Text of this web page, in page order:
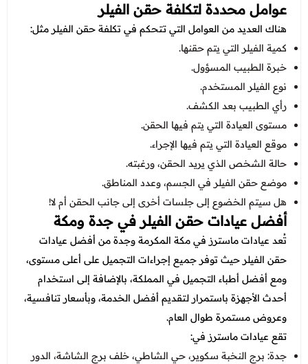
عوامل محددة لتكلفة حقن الفيلر
هناك العديد من العوامل التي تتحكم في تكلفة حقن الفيلر مثل:
كمية الفيلر التي يتم حقنها.
خبرة الطبيب المسؤول.
نوع الفيلر المستخدم.
رأي الطبيب بعد الكشف.
مستوى العيادة التي يتم فيها الحقن.
موقع العيادة التي يتم فيها الإجراء.
حالة الشخص الذي يريد الحقن، ورغبته.
موضع حقن الفيلر في الجسم، وعدد المناطق.
هل سيتم الخضوع إلى جلسات أخرى إلى جانب الحقن أم لا!
أفضل عيادات حقن الفيلر في جدة ومكة
تُعد عيادات ماسترز في مكة المكرمة وجدة من أفضل عيادات
حقن الفيلر حيث توفر جميع إجراءات التجميل على أعلى مستوى،
ومع أفضل أطباء التجميل في المملكة، بالإضافة إلى استخدام
أحدث الأجهزة باستمرار لتقديم أفضل الخدمة، وبأسعار تنافسية،
وعروض مستمرة طوال العام.
تقع عيادات ماسترز في:
جدة: برج النخبة سكوير، حي الشاطي، خلف برج الشاشة، الدور